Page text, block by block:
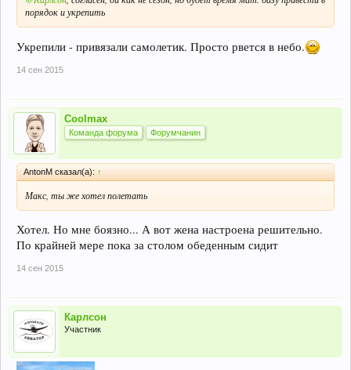
порядок и укрепить
Укрепили - привязали самолетик. Просто рвется в небо.
14 сен 2015
Coolmax
Команда форума Форумчанин
AntonM сказал(а): ↑
Макс, ты же хотел полетать
Хотел. Но мне боязно... А вот жена настроена решительно.
По крайней мере пока за столом обеденным сидит
14 сен 2015
Карлсон
Участник